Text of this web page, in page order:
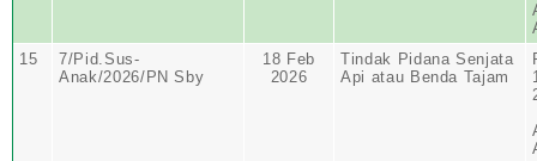
15
7/Pid.Sus-
Anak/2026/PN Sby
18 Feb
2026
Tindak Pidana Senjata
Api atau Benda Tajam